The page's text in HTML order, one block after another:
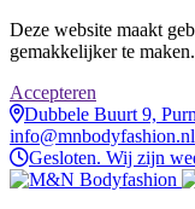
Deze website maakt
gemakkelijker te maken.
Accepteren
Dubbele Buurt 9,
info@mnbodyfashion.nl
Gesloten. Wij zijn